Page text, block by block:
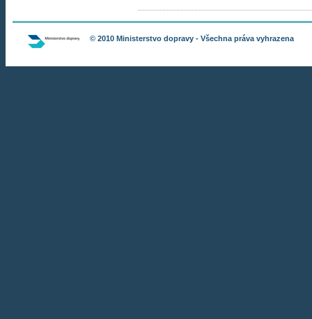
© 2010 Ministerstvo dopravy - Všechna práva vyhrazena